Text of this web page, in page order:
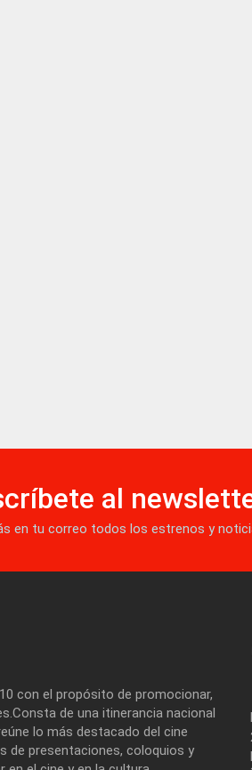
al
en tu correo todos los estrenos y
con el propósito de promocionar,
de una itinerancia nacional
lo más destacado del cine
de presentaciones, coloquios y